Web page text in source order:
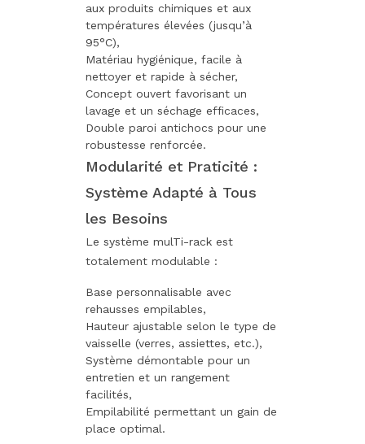
aux produits chimiques et aux
températures élevées (jusqu’à
95°C),
Matériau hygiénique, facile à
nettoyer et rapide à sécher,
Concept ouvert favorisant un
lavage et un séchage efficaces,
Double paroi antichocs pour une
robustesse renforcée.
Modularité et Praticité :
Système Adapté à Tous
les Besoins
Le système mulTi-rack est
totalement modulable :
Base personnalisable avec
rehausses empilables,
Hauteur ajustable selon le type de
vaisselle (verres, assiettes, etc.),
Système démontable pour un
entretien et un rangement
facilités,
Empilabilité permettant un gain de
place optimal.